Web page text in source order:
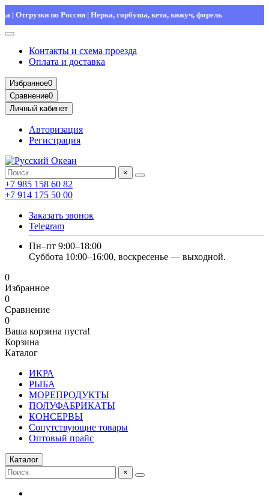
по России | Нерка, горбуша, кета, кижуч, форель
Контакты и схема проезда
Оплата и доставка
Избранное0
Сравнение0
Личный кабинет
Авторизация
Регистрация
×
+7 985 158 60 82
+7 914 175 50 00
Заказать звонок
Telegram
Пн–пт 9:00–18:00
Суббота 10:00–16:00, воскресенье — выходной.
0
Избранное
0
Сравнение
0
Ваша корзина пуста!
Корзина
Каталог
ИКРА
РЫБА
МОРЕПРОДУКТЫ
ПОЛУФАБРИКАТЫ
КОНСЕРВЫ
Сопутствующие товары
Оптовый прайс
Каталог
×